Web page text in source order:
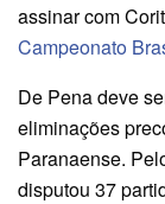
assinar com
Campeonato
De Pena deve
eliminações
Paranaense.
disputou 37